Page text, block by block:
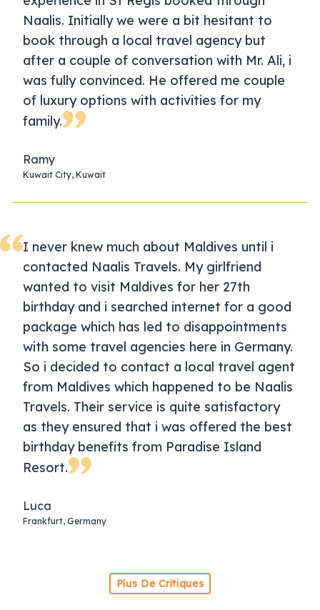
Naalis. Initially we were a bit hesitant to
book through a local travel agency but
after a couple of conversation with Mr. Ali, i
was fully convinced. He offered me couple
of luxury options with activities for my
family.
Ramy
Kuwait City, Kuwait
I never knew much about Maldives until i
contacted Naalis Travels. My girlfriend
wanted to visit Maldives for her 27th
birthday and i searched internet for a good
package which has led to disappointments
with some travel agencies here in Germany.
So i decided to contact a local travel agent
from Maldives which happened to be Naalis
Travels. Their service is quite satisfactory
as they ensured that i was offered the best
birthday benefits from Paradise Island
Resort.
Luca
Frankfurt, Germany
Plus De Critiques